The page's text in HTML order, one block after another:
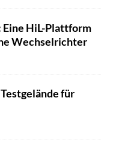
HiL-Plattform
Wechselrichter
für